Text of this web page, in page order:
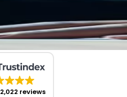
2,022 reviews